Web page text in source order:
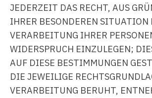
JEDERZEIT DAS RECHT, AUS
IHRER BESONDEREN SITUATION
VERARBEITUNG IHRER
WIDERSPRUCH EINZULEGEN;
AUF DIESE BESTIMMUNGEN
DIE JEWEILIGE
VERARBEITUNG BERUHT,